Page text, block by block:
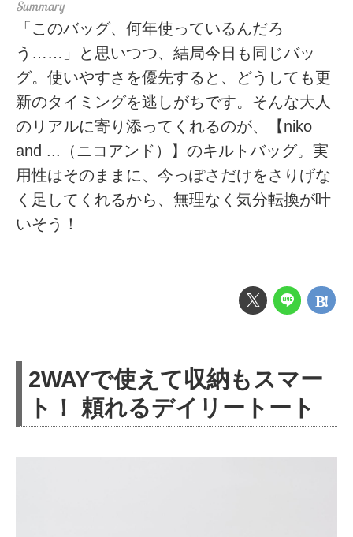
「このバッグ、何年使っているんだろ
う……」と思いつつ、結局今日も同じバッ
グ。使いやすさを優先すると、どうしても更
新のタイミングを逃しがちです。そんな大人
のリアルに寄り添ってくれるのが、【niko
and ...（ニコアンド）】のキルトバッグ。実
用性はそのままに、今っぽさだけをさりげな
く足してくれるから、無理なく気分転換が叶
いそう！
2WAYで使えて収納もスマー
ト！ 頼れるデイリートート